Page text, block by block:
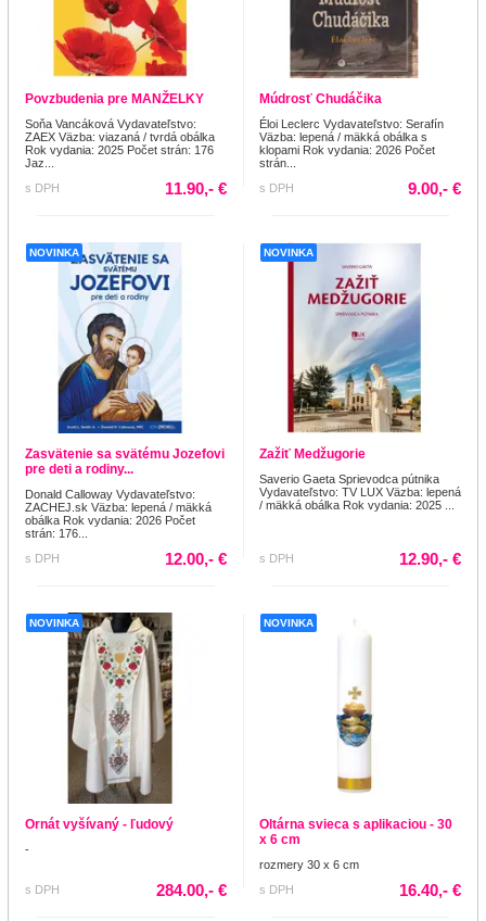
Povzbudenia pre MANŽELKY
Soňa Vancáková Vydavateľstvo:
ZAEX Väzba: viazaná / tvrdá obálka
Rok vydania: 2025 Počet strán: 176
Jaz...
s DPH
11.90,- €
Múdrosť Chudáčika
Éloi Leclerc Vydavateľstvo: Serafín
Väzba: lepená / mäkká obálka s
klopami Rok vydania: 2026 Počet
strán...
s DPH
9.00,- €
NOVINKA
Zasvätenie sa svätému Jozefovi
pre deti a rodiny...
Donald Calloway Vydavateľstvo:
ZACHEJ.sk Väzba: lepená / mäkká
obálka Rok vydania: 2026 Počet
strán: 176...
s DPH
12.00,- €
NOVINKA
Zažiť Medžugorie
Saverio Gaeta Sprievodca pútnika
Vydavateľstvo: TV LUX Väzba: lepená
/ mäkká obálka Rok vydania: 2025 ...
s DPH 12.90,- €
NOVINKA
Ornát vyšívaný - ľudový
-
s DPH 284.00,- €
NOVINKA
Oltárna svieca s aplikaciou - 30
x 6 cm
rozmery 30 x 6 cm
s DPH
16.40,- €